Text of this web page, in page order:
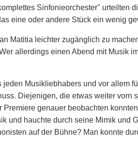
Sinfonieorchester" urteilten
eine oder andere Stück ein wenig
Matitia leichter zugänglich zu
allerdings einen Abend mit Musik
Musikliebhabers und vor allem
Diejenigen, die etwas weiter vorn
genauer beobachten
und hauchte durch seine Mimik und
auf der Bühne? Man konnte